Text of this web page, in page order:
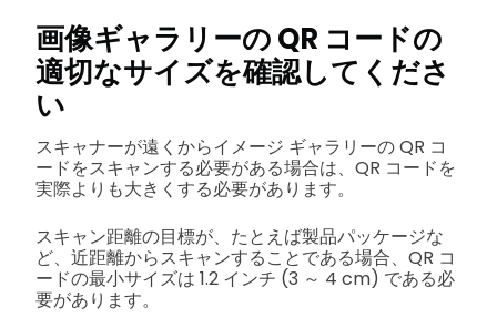
画像ギャラリーの QR コードの
適切なサイズを確認してくださ
い
スキャナーが遠くからイメージ ギャラリーの QR コ
ードをスキャンする必要がある場合は、QR コードを
実際よりも大きくする必要があります。
スキャン距離の目標が、たとえば製品パッケージな
ど、近距離からスキャンすることである場合、QR コ
ードの最小サイズは 1.2 インチ (3 ～ 4 cm) である必
要があります。